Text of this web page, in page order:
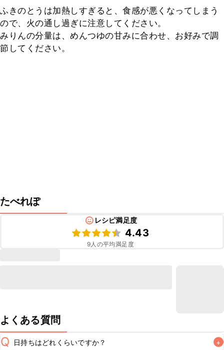
ふきのとうは加熱しすぎると、食感が悪くなってしまう
ので、火の通し過ぎに注意してください。
みりんの分量は、めんつゆの甘みに合わせ、お好みで調
節してください。
たべれぽ
レシピ満足度
4.43
9人の平均満足度
よくある質問
Q 日持ちはどれくらいですか？ +